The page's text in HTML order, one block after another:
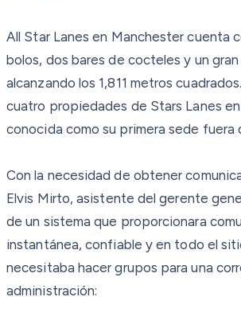
All Star Lanes en Manchester cuenta
bolos, dos bares de cocteles y un
alcanzando los 1,811 metros
cuatro propiedades de Stars Lanes
conocida como su primera sede fuera
Con la necesidad de obtener
Elvis Mirto, asistente del gerente
de un sistema que proporcionara
instantánea, confiable y en todo el
necesitaba hacer grupos para una
administración: